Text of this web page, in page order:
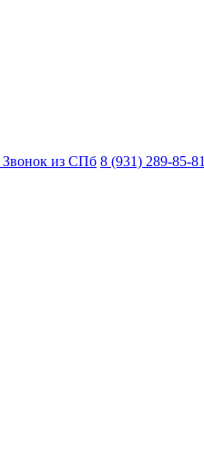
Звонок из СПб 8 (931) 289-85-81